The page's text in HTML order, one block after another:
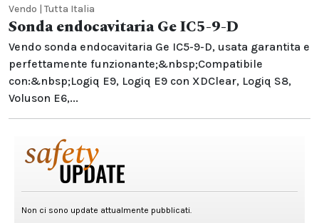
Vendo | Tutta Italia
Sonda endocavitaria Ge IC5-9-D
Vendo sonda endocavitaria Ge IC5-9-D, usata garantita e
perfettamente funzionante;&nbsp;Compatibile
con:&nbsp;Logiq E9, Logiq E9 con XDClear, Logiq S8,
Voluson E6,...